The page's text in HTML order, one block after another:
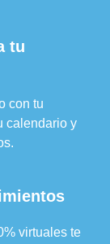
tu
con tu
calendario y
virtuales te